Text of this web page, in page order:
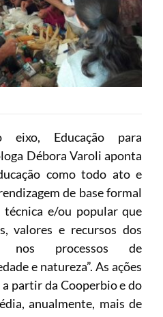
eixo, Educação para
Débora Varoli aponta
como todo ato e
de base formal
e/ou popular que
valores e recursos dos
nos processos de
e natureza”. As ações
partir da Cooperbio e do
anualmente, mais de